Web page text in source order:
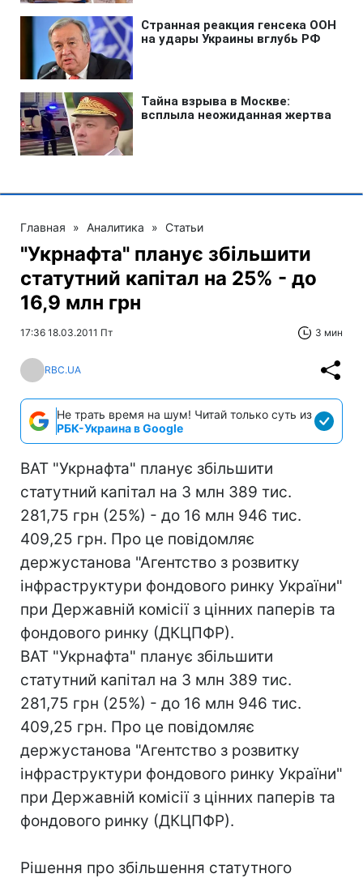
Главная » Аналитика » Статьи
"Укрнафта" планує збільшити
статутний капітал на 25% - до
16,9 млн грн
17:36 18.03.2011 Пт 3 мин
RBC.UA
Не трать время на шум! Читай только суть из
РБК-Украина в Google
ВАТ "Укрнафта" планує збільшити
статутний капітал на 3 млн 389 тис.
281,75 грн (25%) - до 16 млн 946 тис.
409,25 грн. Про це повідомляє
держустанова "Агентство з розвитку
інфраструктури фондового ринку України"
при Державній комісії з цінних паперів та
фондового ринку (ДКЦПФР).
ВАТ "Укрнафта" планує збільшити
статутний капітал на 3 млн 389 тис.
281,75 грн (25%) - до 16 млн 946 тис.
409,25 грн. Про це повідомляє
держустанова "Агентство з розвитку
інфраструктури фондового ринку України"
при Державній комісії з цінних паперів та
фондового ринку (ДКЦПФР).
Рішення про збільшення статутного